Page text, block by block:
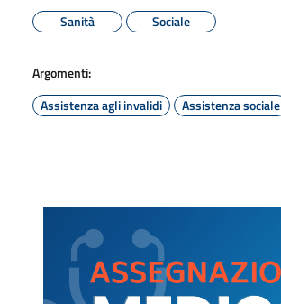
Sanità
Sociale
Argomenti:
Assistenza agli invalidi
Assistenza sociale